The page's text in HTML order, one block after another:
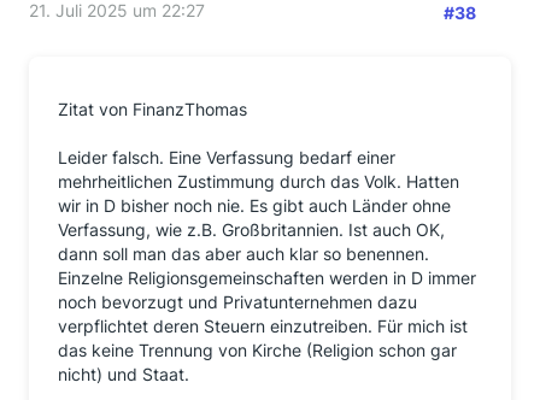
21. Juli 2025 um 22:27 #38
Zitat von FinanzThomas
Leider falsch. Eine Verfassung bedarf einer
mehrheitlichen Zustimmung durch das Volk. Hatten
wir in D bisher noch nie. Es gibt auch Länder ohne
Verfassung, wie z.B. Großbritannien. Ist auch OK,
dann soll man das aber auch klar so benennen.
Einzelne Religionsgemeinschaften werden in D immer
noch bevorzugt und Privatunternehmen dazu
verpflichtet deren Steuern einzutreiben. Für mich ist
das keine Trennung von Kirche (Religion schon gar
nicht) und Staat.